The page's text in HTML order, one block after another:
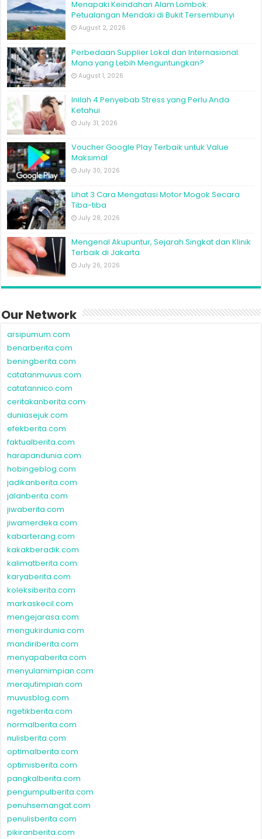
Menapaki Keindahan Alam Lombok:
Petualangan Mendaki di Bukit Tersembunyi
August 2, 2026
Perbedaan Supplier Lokal dan Internasional:
Mana yang Lebih Menguntungkan?
August 1, 2026
Inilah 4 Penyebab Stress yang Perlu Anda
Ketahui
July 31, 2026
Voucher Google Play Terbaik untuk Value
Maksimal
July 30, 2026
Lihat 3 Cara Mengatasi Motor Mogok Secara
Tiba-tiba
July 28, 2026
Mengenal Akupuntur, Sejarah Singkat dan Klinik
Terbaik di Jakarta
July 26, 2026
Our Network
arsipumum.com
benarberita.com
beningberita.com
catatanmuvus.com
catatannico.com
ceritakanberita.com
duniasejuk.com
efekberita.com
faktualberita.com
harapandunia.com
hobingeblog.com
jadikanberita.com
jalanberita.com
jiwaberita.com
jiwamerdeka.com
kabarterang.com
kakakberadik.com
kalimatberita.com
karyaberita.com
koleksiberita.com
markaskecil.com
mengejarasa.com
mengukirdunia.com
mandiriberita.com
menyapaberita.com
menyulamimpian.com
merajutimpian.com
muvusblog.com
ngetikberita.com
normalberita.com
nulisberita.com
optimalberita.com
optimisberita.com
pangkalberita.com
pengumpulberita.com
penuhsemangat.com
penulisberita.com
pikiranberita.com